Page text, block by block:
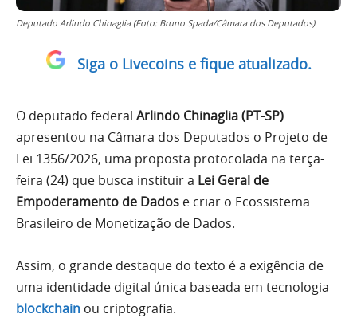
Deputado Arlindo Chinaglia (Foto: Bruno Spada/Câmara dos Deputados)
Siga o Livecoins e fique atualizado.
O deputado federal Arlindo Chinaglia (PT-SP)
apresentou na Câmara dos Deputados o Projeto de
Lei 1356/2026, uma proposta protocolada na terça-
feira (24) que busca instituir a Lei Geral de
Empoderamento de Dados e criar o Ecossistema
Brasileiro de Monetização de Dados.
Assim, o grande destaque do texto é a exigência de
uma identidade digital única baseada em tecnologia
blockchain ou criptografia.